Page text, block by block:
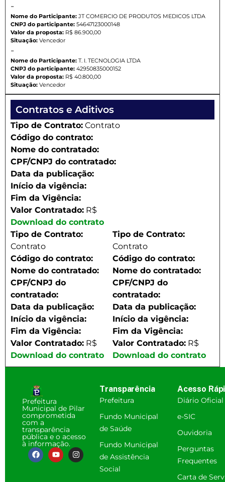
-
Nome do Participante: JT COMERCIO DE PRODUTOS MEDICOS LTDA
CNPJ do participante: 54647123000148
Valor da proposta: R$ 86.900,00
Situação: Vencedor
-
Nome do Participante: T. I. TECNOLOGIA LTDA
CNPJ do participante: 42950835000152
Valor da proposta: R$ 40.800,00
Situação: Vencedor
Contratos e Aditivos
Tipo de Contrato: Contrato
Código do contrato:
Nome do contratado:
CPF/CNPJ do contratado:
Data da publicação:
Início da vigência:
Fim da Vigência:
Valor Contratado: R$
Download do contrato
Tipo de Contrato:
Contrato
Código do contrato:
Nome do contratado:
CPF/CNPJ do
contratado:
Data da publicação:
Início da vigência:
Fim da Vigência:
Valor Contratado: R$
Download do contrato
Tipo de Contrato:
Contrato
Código do contrato:
Nome do contratado:
CPF/CNPJ do
contratado:
Data da publicação:
Início da vigência:
Fim da Vigência:
Valor Contratado: R$
Download do contrato
Prefeitura
Municipal de Pilar
comprometida
com a
transparência
pública e o acesso
à informação.
Transparência
Prefeitura
Fundo Municipal
de Saúde
Fundo Municipal
de Assistência
Social
Acesso
Diário Oficial
e-SIC
Ouvidoria
Perguntas
Frequentes
Carta de